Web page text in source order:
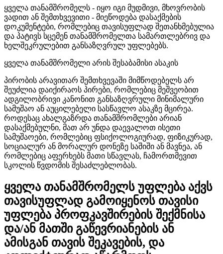
ყველა თანამშრომელს - იყო იგი მუდმივი, მხოვრობის
ვადით ან შემთხვევითი - მიეწოდება დასაქმების
დოკუმენტები, რომლებიც თავისუფლად შეთანხმებულია
და პატივს სცემენ თანამშრომელთა სამართლებრივ და
ხელშეკრულებით განსაზღვრულ უფლებებს.
ყველა თანამშრომელი არის შესაბამისი ასაკის
პირობის არავითარ შემთხვევაში მიმწოდებელს არ
შეუძლია დაიქირაოს პირები, რომლებიც მეშვეობით
ადგილობრივი კანონით განსაზღვრული მინიმალური
სამუშაო ან აუცილებელი სასწავლო ასაკზე მცირეა.
როდესაც ახალგაზრდა თანამშრომლები არიან
დასაქმებულნი, მათ არ უნდა დაევალოთ ისეთი
სამუშაოები, რომლებიც ფსიქოლოგიურად, ფიზიკურად,
სოციალურ ან მორალურ დონეზე საშიში ან მავნეა, ან
რომლებიც აფერხებს მათი სწავლას, ჩამორთმევით
სკოლის წვდომის შესაძლებლობას.
ყველა თანამშრომელს უფლება აქვს
თავისუფლად გამოიყენოს თავისი
უფლება პროფკავშირების შექმნისა
და/ან მათში გაწევრიანების ან
ამისგან თავის შეკავების, და